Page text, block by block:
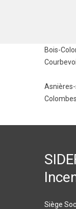
Bois-
Siège